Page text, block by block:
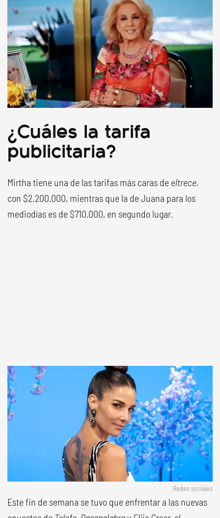
¿Cuáles la tarifa
publicitaria?
Mirtha tiene una de las tarifas más caras de eltrece,
con $2.200.000, mientras que la de Juana para los
mediodías es de $710.000, en segundo lugar.
Redes sociales
Este fin de semana se tuvo que enfrentar a las nuevas